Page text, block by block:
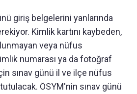
giriş belgelerini yanlarında
Kimlik kartını kaybeden,
veya nüfus
numarası ya da fotoğraf
sınav günü il ve ilçe nüfus
ÖSYM'nin sınav günü